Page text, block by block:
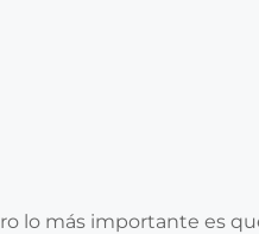
lo más importante es